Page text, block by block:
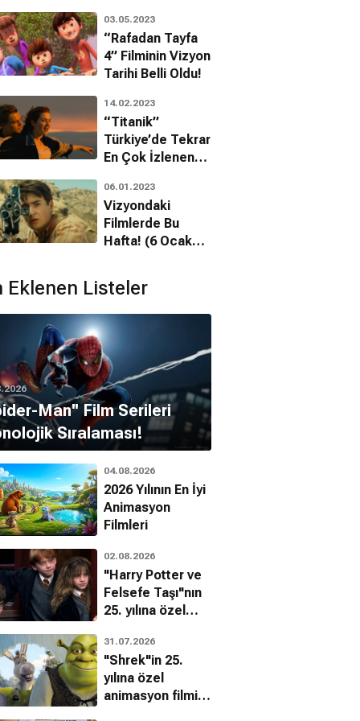
Bildir
Tayfa:
03.05.2023
“Rafadan Tayfa
4” Filminin Vizyon
Tarihi Belli Oldu!
14.02.2023
“Titanik”
Türkiye’de Tekrar
En Çok İzlenen
Oldu!
06.01.2023
Vizyondaki
Filmlerde Bu
Hafta! (6 Ocak
Eklenen Listeler
Man'' Film Serileri
Sıralaması!
04.08.2026
2026 Yılının En İyi
Animasyon
Filmleri
02.08.2026
"Harry Potter ve
Felsefe Taşı"nın
25. yılına özel
bilinmeyenleri!
31.07.2026
"Shrek"in 25.
yılına özel
animasyon filmin